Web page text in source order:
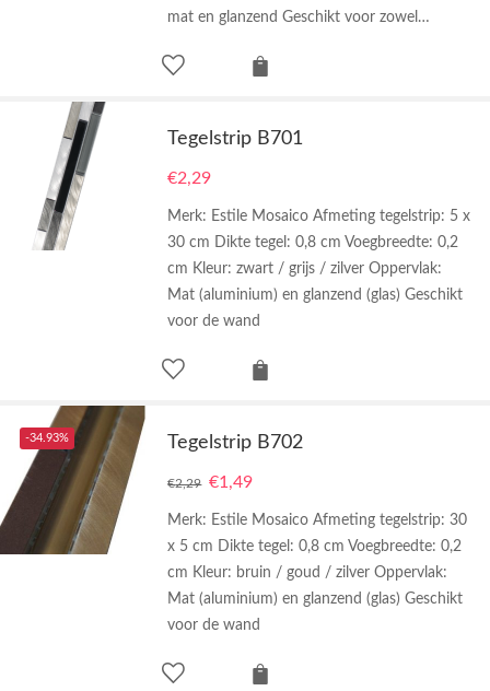
mat en glanzend Geschikt voor zowel…
Tegelstrip B701
€2,29
Merk: Estile Mosaico Afmeting tegelstrip: 5 x
30 cm Dikte tegel: 0,8 cm Voegbreedte: 0,2
cm Kleur: zwart / grijs / zilver Oppervlak:
Mat (aluminium) en glanzend (glas) Geschikt
voor de wand
-34.93% Tegelstrip B702
€2,29 €1,49
Merk: Estile Mosaico Afmeting tegelstrip: 30
x 5 cm Dikte tegel: 0,8 cm Voegbreedte: 0,2
cm Kleur: bruin / goud / zilver Oppervlak:
Mat (aluminium) en glanzend (glas) Geschikt
voor de wand